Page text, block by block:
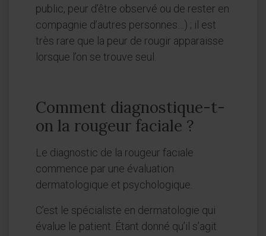
public, peur d’être observé ou de rester en
compagnie d’autres personnes…) ; il est
très rare que la peur de rougir apparaisse
lorsque l’on se trouve seul.
Comment diagnostique-t-
on la rougeur faciale ?
Le diagnostic de la rougeur faciale
commence par une évaluation
dermatologique et psychologique.
C’est le spécialiste en dermatologie qui
évalue le patient. Étant donné qu’il s’agit